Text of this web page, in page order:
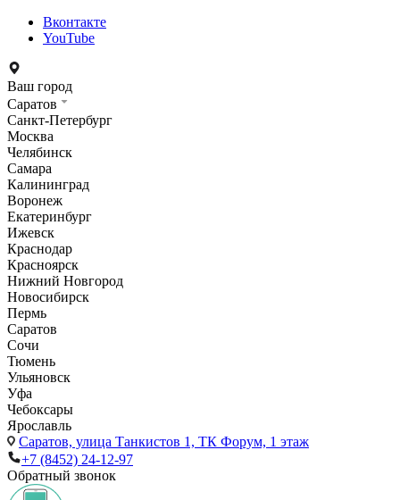
Вконтакте
YouTube
Ваш город
Саратов
Санкт-Петербург
Москва
Челябинск
Самара
Калининград
Воронеж
Екатеринбург
Ижевск
Краснодар
Красноярск
Нижний Новгород
Новосибирск
Пермь
Саратов
Сочи
Тюмень
Ульяновск
Уфа
Чебоксары
Ярославль
Саратов, улица Танкистов 1, ТК Форум, 1 этаж
+7 (8452) 24-12-97
Обратный звонок